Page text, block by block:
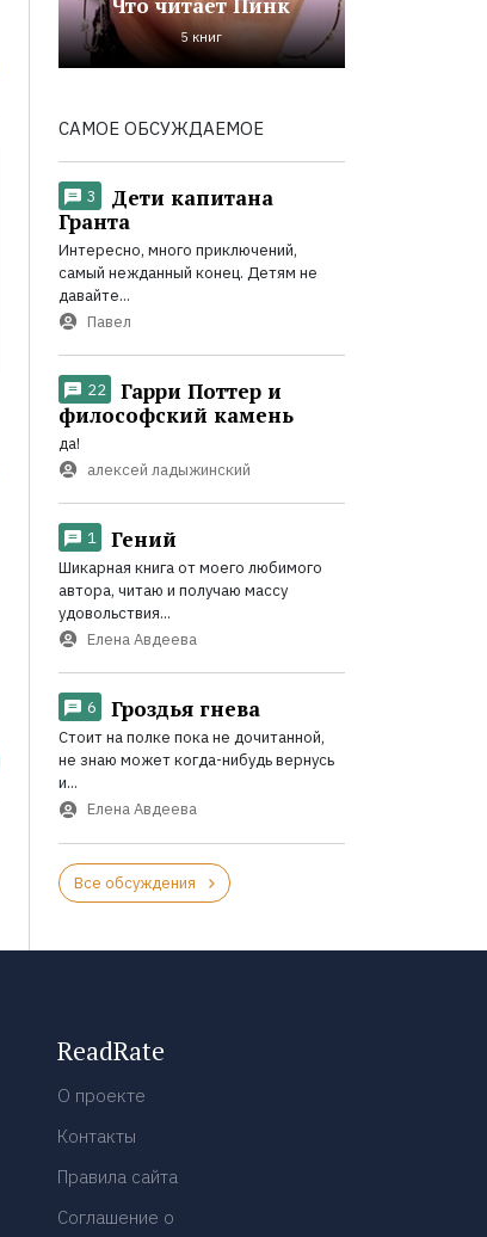
5 книг
САМОЕ ОБСУЖДАЕМОЕ
3
Дети капитана
Гранта
Интересно, много приключений,
самый нежданный конец. Детям не
давайте...
Павел
22
Гарри Поттер и
философский камень
да!
алексей ладыжинский
1 Гений
Шикарная книга от моего любимого
автора, читаю и получаю массу
удовольствия...
Елена Авдеева
6 Гроздья гнева
Стоит на полке пока не дочитанной,
не знаю может когда-нибудь вернусь
и...
Елена Авдеева
Все обсуждения
ReadRate
О проекте
Контакты
Правила сайта
Соглашение о